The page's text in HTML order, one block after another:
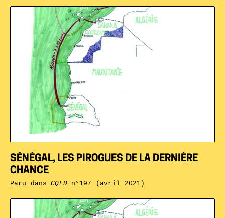
SÉNÉGAL, LES PIROGUES DE LA DERNIÈRE
CHANCE
Paru dansCQFDn°197 (avril 2021)